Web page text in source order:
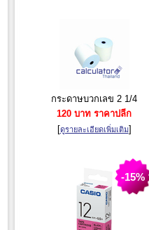
กระดาษบวกเลข 2 1/4
120 บาท ราคาปลีก
[ดูรายละเอียดเพิ่มเติม]
-15%